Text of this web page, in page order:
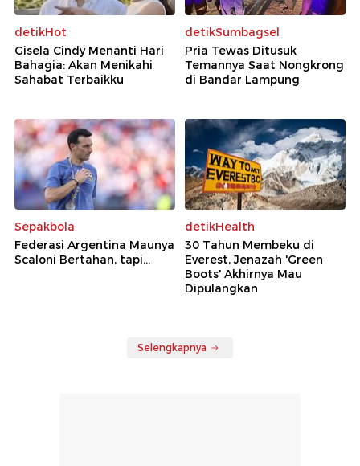
detikHot
Gisela Cindy Menanti Hari
Bahagia: Akan Menikahi
Sahabat Terbaikku
detikSumbagsel
Pria Tewas Ditusuk
Temannya Saat Nongkrong
di Bandar Lampung
Sepakbola
Federasi Argentina Maunya
Scaloni Bertahan, tapi...
detikHealth
30 Tahun Membeku di
Everest, Jenazah 'Green
Boots' Akhirnya Mau
Dipulangkan
Selengkapnya